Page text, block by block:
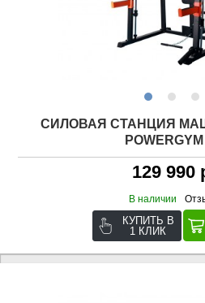
СИЛОВАЯ СТАНЦИЯ
129 990
В наличии
КУПИТЬ В
1 КЛИК